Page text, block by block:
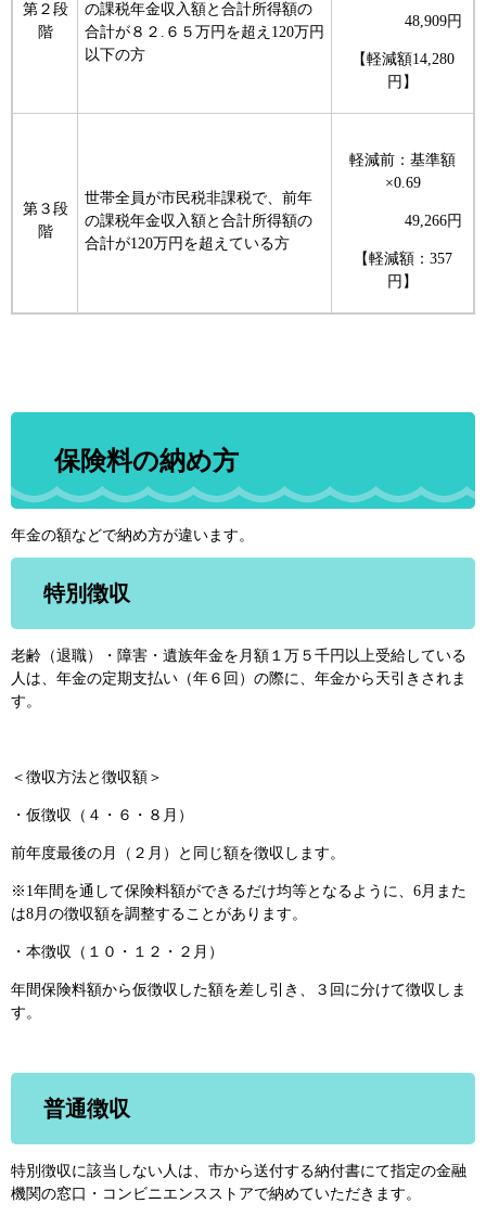
第２段
階
の課税年金収入額と合計所得額の
合計が８２.６５万円を超え120万円
以下の方
48,909円
【軽減額14,280
円】
第３段
階
世帯全員が市民税非課税で、前年
の課税年金収入額と合計所得額の
合計が120万円を超えている方
軽減前：基準額
×0.69
49,266円
【軽減額：357
円】
保険料の納め方
年金の額などで納め方が違います。
特別徴収
老齢（退職）・障害・遺族年金を月額１万５千円以上受給している
人は、年金の定期支払い（年６回）の際に、年金から天引きされま
す。
＜徴収方法と徴収額＞
・仮徴収（４・６・８月）
前年度最後の月（２月）と同じ額を徴収します。
※1年間を通して保険料額ができるだけ均等となるように、6月また
は8月の徴収額を調整することがあります。
・本徴収（１０・１２・２月）
年間保険料額から仮徴収した額を差し引き、３回に分けて徴収しま
す。
普通徴収
特別徴収に該当しない人は、市から送付する納付書にて指定の金融
機関の窓口・コンビニエンスストアで納めていただきます。